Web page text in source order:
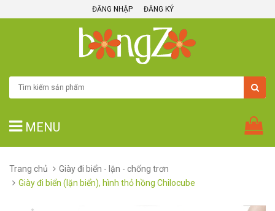
ĐĂNG NHẬP ĐĂNG KÝ
MENU
Trang chủ
Giày đi biển - lặn - chống trơn
Giày đi biển (lặn biển), hình thỏ hồng Chilocube